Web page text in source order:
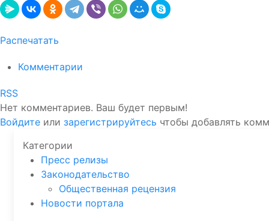
Распечатать
Комментарии
RSS
Нет комментариев. Ваш будет первым!
Войдите или зарегистрируйтесь чтобы добавлять
Категории
Пресс релизы
Законодательство
Общественная рецензия
Новости портала